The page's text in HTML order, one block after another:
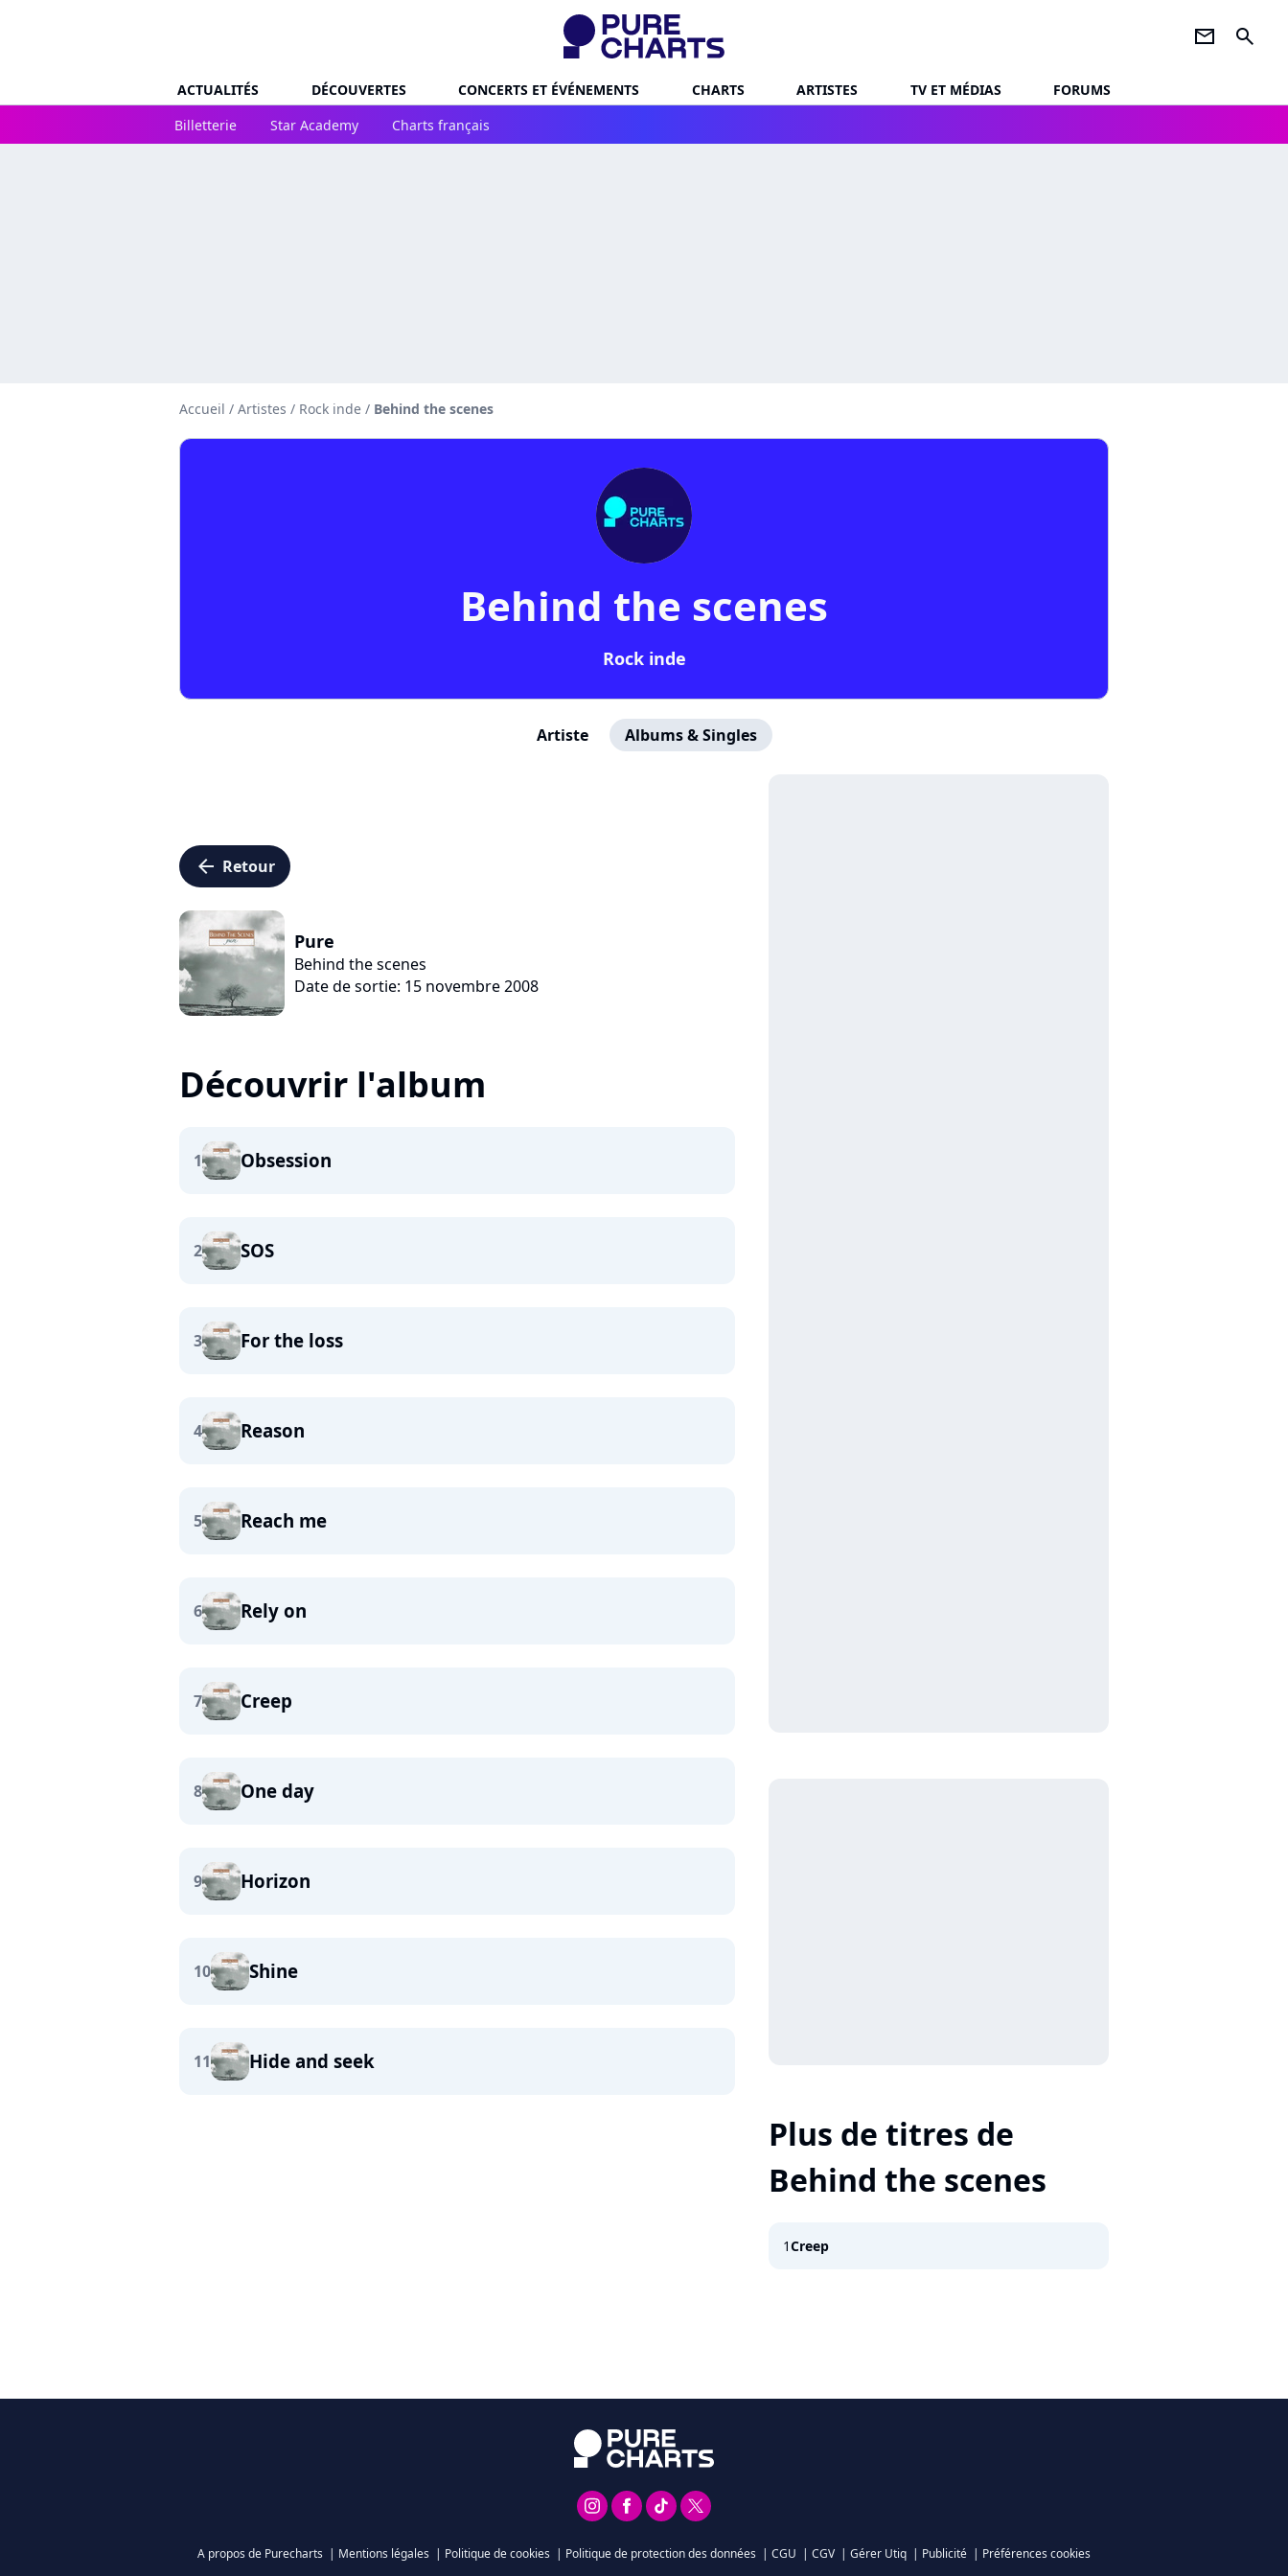
newsletter search
ACTUALITÉS DÉCOUVERTES CONCERTS ET ÉVÉNEMENTS CHARTS ARTISTES TV ET MÉDIAS
FORUMS
Billetterie
Star Academy Charts français
Accueil / Artistes / Rock inde / Behind the scenes
Behind the scenes
Rock inde
Artiste Albums & Singles
arrow_left Retour
Pure
Behind the scenes
Date de sortie: 15 novembre 2008
Découvrir l'album
1 Obsession
2 SOS
3 For the loss
4 Reason
5 Reach me
6 Rely on
7 Creep
8 One day
9 Horizon
10 Shine
11 Hide and seek
Plus de titres de
Behind the scenes
1Creep
A propos de Purecharts | Mentions légales | Politique de cookies | Politique de protection des données | CGU | CGV | Gérer Utiq | Publicité | Préférences cookies